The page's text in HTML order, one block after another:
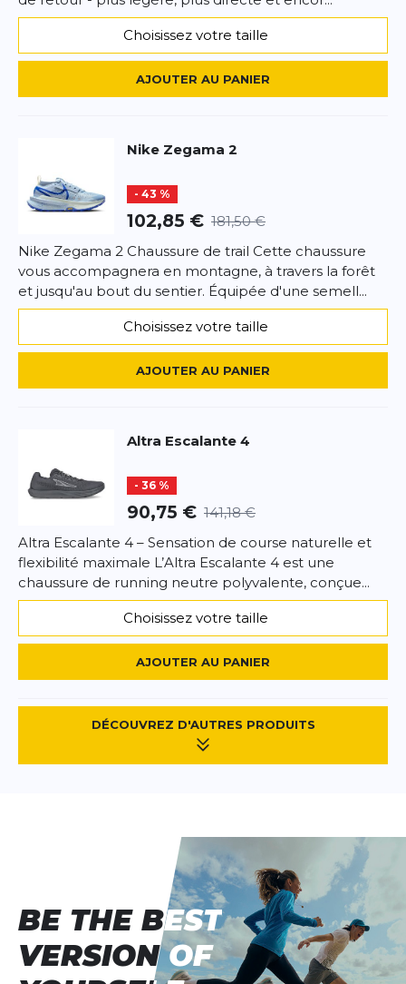
Polyvalente pour l’entraînement et le quotidien
Grande flexibilité
Chaussure neutre confortable
conditions d'utilisationde Google s'appliquent.
Choisissez votre taille
AJOUTER AU PANIER
Nike Zegama 2
- 43 %
102,85 € 181,50 €
Nike Zegama 2 Chaussure de trail Cette chaussure
vous accompagnera en montagne, à travers la forêt
et jusqu'au bout du sentier. Équipée d'une semell...
Choisissez votre taille
AJOUTER AU PANIER
Altra Escalante 4
- 36 %
90,75 € 141,18 €
Altra Escalante 4 – Sensation de course naturelle et
flexibilité maximale L’Altra Escalante 4 est une
chaussure de running neutre polyvalente, conçue...
Choisissez votre taille
AJOUTER AU PANIER
DÉCOUVREZ D'AUTRES PRODUITS
BE THE BEST
VERSION OF
BE THE BEST
VERSION OF